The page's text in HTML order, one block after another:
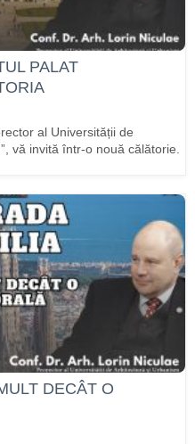
PALAT
al Universității de
vă invită într-o nouă călătorie.
DECÂT O